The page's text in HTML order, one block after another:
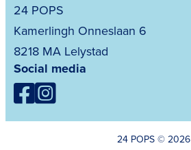
24 POPS
Kamerlingh Onneslaan 6
8218 MA Lelystad
Social media
24 POPS © 2026